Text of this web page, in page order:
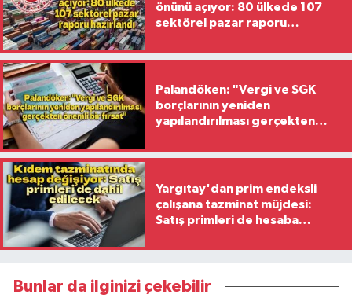
önünü açıyor: 80 ülkede 107
sektörel pazar raporu
Palandöken: "Vergi ve SGK
borçlarının yeniden
yapılandırılması gerçekten
Yargıtay'dan prim endeksli
çalışana tazminat müjdesi:
Satış primleri de hesaba
Bunlar da ilginizi çekebilir